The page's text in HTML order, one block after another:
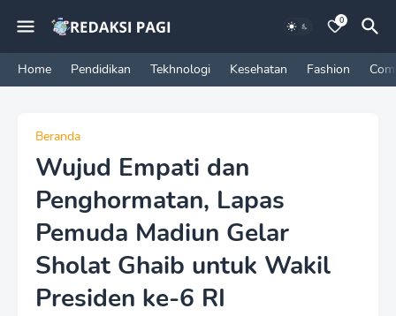
0
Home Pendidikan Tekhnologi Kesehatan Fashion
Beranda
Wujud Empati dan
Penghormatan, Lapas
Pemuda Madiun Gelar
Sholat Ghaib untuk Wakil
Presiden ke-6 RI